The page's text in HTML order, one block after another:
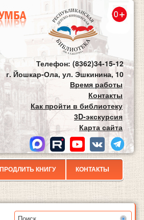
Телефон: (8362)34-15-12
г. Йошкар-Ола, ул. Эшкинина, 10
Время работы
Контакты
Как пройти в библиотеку
3D-экскурсия
Карта сайта
ПРОДЛИТЬ КНИГУ КОНТАКТЫ